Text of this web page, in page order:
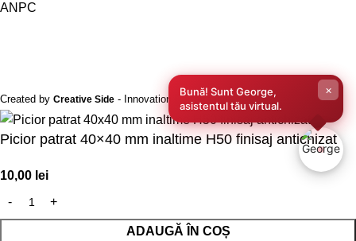
ANPC
Created by Creative Side - Innovation Performance
Picior patrat 40×40 mm inaltime H50 finisaj antichizat
10,00 lei
ADAUGĂ ÎN COȘ
Bună! Sunt George,
asistentul tău virtual.
×